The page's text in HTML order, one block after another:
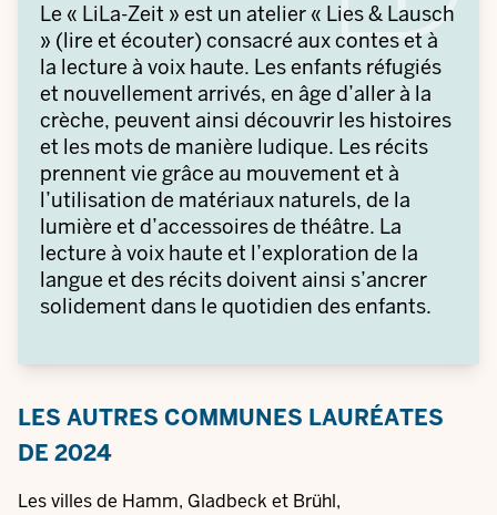
Le « LiLa-Zeit » est un atelier « Lies & Lausch
» (lire et écouter) consacré aux contes et à
la lecture à voix haute. Les enfants réfugiés
et nouvellement arrivés, en âge d’aller à la
crèche, peuvent ainsi découvrir les histoires
et les mots de manière ludique. Les récits
prennent vie grâce au mouvement et à
l’utilisation de matériaux naturels, de la
lumière et d’accessoires de théâtre. La
lecture à voix haute et l’exploration de la
langue et des récits doivent ainsi s’ancrer
solidement dans le quotidien des enfants.
LES AUTRES COMMUNES LAURÉATES
DE 2024
Les villes de Hamm, Gladbeck et Brühl,